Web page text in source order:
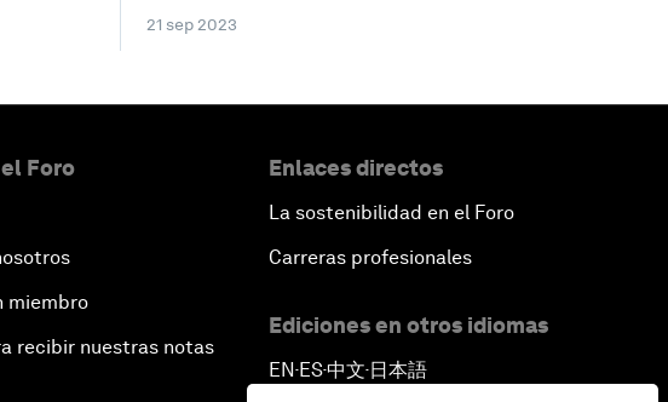
21 sep 2023
Foro
miembro
recibir nuestras notas
Enlaces directos
La sostenibilidad en el Foro
Carreras profesionales
Ediciones en otros idiomas
EN ▪ ES▪中文▪ 日本語